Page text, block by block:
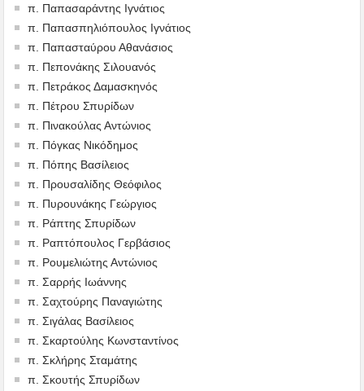
π. Παπασαράντης Ιγνάτιος
π. Παπασπηλιόπουλος Ιγνάτιος
π. Παπασταύρου Αθανάσιος
π. Πεπονάκης Σιλουανός
π. Πετράκος Δαμασκηνός
π. Πέτρου Σπυρίδων
π. Πινακούλας Αντώνιος
π. Πόγκας Νικόδημος
π. Πόπης Βασίλειος
π. Προυσαλίδης Θεόφιλος
π. Πυρουνάκης Γεώργιος
π. Ράπτης Σπυρίδων
π. Ραπτόπουλος Γερβάσιος
π. Ρουμελιώτης Αντώνιος
π. Σαρρής Ιωάννης
π. Σαχτούρης Παναγιώτης
π. Σιγάλας Βασίλειος
π. Σκαρτούλης Κωνσταντίνος
π. Σκλήρης Σταμάτης
π. Σκουτής Σπυρίδων